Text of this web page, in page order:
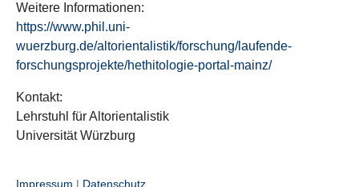
Weitere Informationen:
https://www.phil.uni-
wuerzburg.de/altorientalistik/forschung/laufende-
forschungsprojekte/hethitologie-portal-mainz/
Kontakt:
Lehrstuhl für Altorientalistik
Universität Würzburg
Impressum | Datenschutz